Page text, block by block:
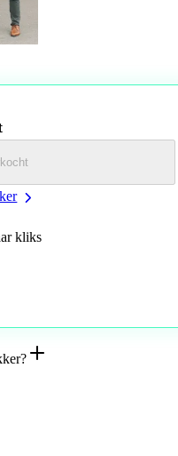
de eigen website
kliks